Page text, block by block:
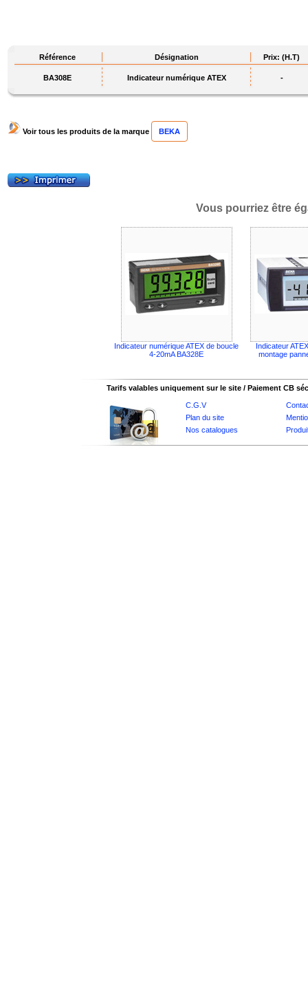
Référence Désignation Prix: (H.T)
BA308E Indicateur numérique ATEX -
Voir tous les produits de la marque BEKA
Vous pourriez être
Indicateur numérique ATEX de boucle
4-20mA BA328E
Indicateur
montage
Tarifs valables uniquement sur le site / Paiement CB
C.G.V
Plan du site
Nos catalogues